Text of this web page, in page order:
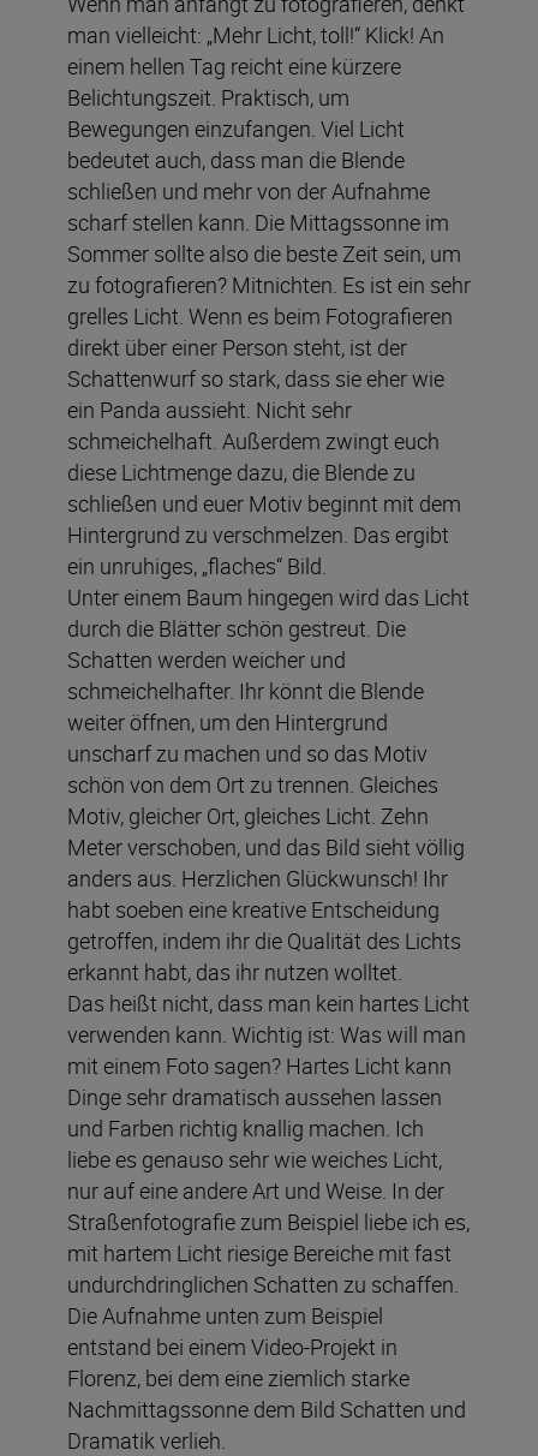
man vielleicht: „Mehr Licht, toll!“ Klick! An
einem hellen Tag reicht eine kürzere
Belichtungszeit. Praktisch, um
Bewegungen einzufangen. Viel Licht
bedeutet auch, dass man die Blende
schließen und mehr von der Aufnahme
scharf stellen kann. Die Mittagssonne im
Sommer sollte also die beste Zeit sein, um
zu fotografieren? Mitnichten. Es ist ein sehr
grelles Licht. Wenn es beim Fotografieren
direkt über einer Person steht, ist der
Schattenwurf so stark, dass sie eher wie
ein Panda aussieht. Nicht sehr
schmeichelhaft. Außerdem zwingt euch
diese Lichtmenge dazu, die Blende zu
schließen und euer Motiv beginnt mit dem
Hintergrund zu verschmelzen. Das ergibt
ein unruhiges, „flaches“ Bild.
Unter einem Baum hingegen wird das Licht
durch die Blätter schön gestreut. Die
Schatten werden weicher und
schmeichelhafter. Ihr könnt die Blende
weiter öffnen, um den Hintergrund
unscharf zu machen und so das Motiv
schön von dem Ort zu trennen. Gleiches
Motiv, gleicher Ort, gleiches Licht. Zehn
Meter verschoben, und das Bild sieht völlig
anders aus. Herzlichen Glückwunsch! Ihr
habt soeben eine kreative Entscheidung
getroffen, indem ihr die Qualität des Lichts
erkannt habt, das ihr nutzen wolltet.
Das heißt nicht, dass man kein hartes Licht
verwenden kann. Wichtig ist: Was will man
mit einem Foto sagen? Hartes Licht kann
Dinge sehr dramatisch aussehen lassen
und Farben richtig knallig machen. Ich
liebe es genauso sehr wie weiches Licht,
nur auf eine andere Art und Weise. In der
Straßenfotografie zum Beispiel liebe ich es,
mit hartem Licht riesige Bereiche mit fast
undurchdringlichen Schatten zu schaffen.
Die Aufnahme unten zum Beispiel
entstand bei einem Video-Projekt in
Florenz, bei dem eine ziemlich starke
Nachmittagssonne dem Bild Schatten und
Dramatik verlieh.